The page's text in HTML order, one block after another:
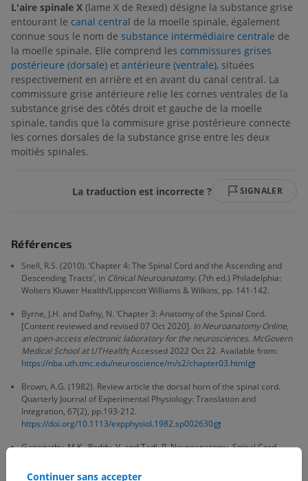
L'aire spinale X (lame X de Rexed) désigne la substance grise
entourant le canal central de la moelle spinale, également
connue sous le nom de substance intermédiaire centrale de
la moelle spinale. Elle comprend les commissures grises
postérieure (dorsale) et antérieure (ventrale), situées
respectivement en arrière et en avant du canal central. La
commissure grise antérieure relie les cornes ventrales de la
substance grise des côtés droit et gauche de la moelle
spinale, tandis que la commisure grise postérieure connecte
les cornes dorsales de la substance grise entre les deux
moitiés spinales.
La traduction est incorrecte ? SIGNALER
Références
Snell, R.S. (2010). ‘Chapter 4: The Spinal Cord and the Ascending and
Descending Tracts’, in Clinical Neuroanatomy. (7th ed.) Philadelphia:
Wolters Kluwer Health/Lippincott Williams & Wilkins, pp. 141-142.
Byrne, J.H. and Dafny, N. ‘Chapter 3: Anatomy of the Spinal Cord.
[Content reviewed and revised 07 Oct 2020]. In Neuroanatomy Online,
an open-access electronic laboratory for the neurosciences. McGovern
Medical School at UTHealth; Accessed 2022 Oct 22. Available from:
https://nba.uth.tmc.edu/neuroscience/m/s2/chapter03.html
Brown, A.G. (1982). Review article the dorsal horn of the spinal cord.
Quarterly Journal of Experimental Physiology: Translation and
Integration, 67(2), pp.193-212.
https://doi.org/10.1113/expphysiol.1982.sp002630
Ganapathy, M.K., Reddy, V. and Tadi, P. Neuroanatomy, Spinal Cord
Island (FL): StatPearls Publishing; 2022 Jan-. Available from:
Continuer sans accepter